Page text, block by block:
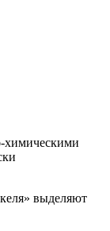
химическими
выделяют